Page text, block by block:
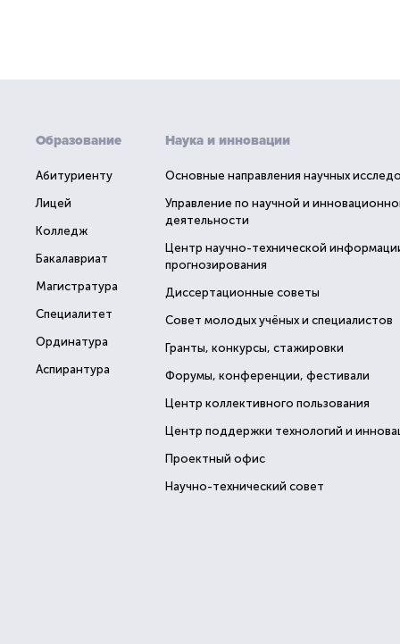
Образование
Абитуриенту
Лицей
Колледж
Бакалавриат
Магистратура
Специалитет
Ординатура
Аспирантура
Наука и инновации
Основные направления научных
Управление по научной и
деятельности
Центр научно-технической
прогнозирования
Диссертационные советы
Совет молодых учёных и специалистов
Гранты, конкурсы, стажировки
Форумы, конференции, фестивали
Центр коллективного пользования
Центр поддержки технологий и
Проектный офис
Научно-технический совет